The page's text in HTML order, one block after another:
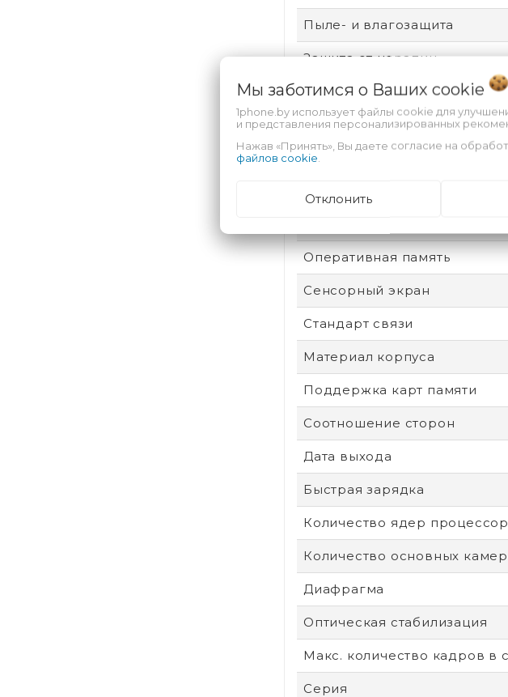
Пыле- и влагозащита
Защита от царапин
Производитель процессора
Аккумулятор
Безопасность
Оперативная память
Сенсорный экран
Стандарт связи
Материал корпуса
Поддержка карт памяти
Соотношение сторон
Дата выхода
Быстрая зарядка
Количество ядер
Количество основных камер
Диафрагма
Оптическая стабилизация
Макс. количество кадров в
Серия
Мы заботимся о Ваших cookie
1phone.by использует файлы cookie для
и представления персонализированных
Нажав «Принять», Вы даете согласие на
файлов cookie
Отклонить